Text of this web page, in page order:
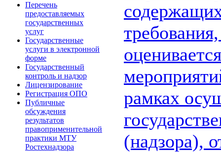
Перечень
предоставляемых
государственных
услуг
Государственные
услуги в электронной
форме
Государственный
контроль и надзор
Лицензирование
Регистрация ОПО
Публичные
обсуждения
результатов
правоприменительной
практики МТУ
Ростехнадзора
рамках
(надзора),